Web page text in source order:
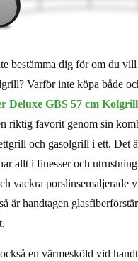
bestämma dig för om du
Varför inte köpa både
Deluxe GBS 57 cm Kolgrill
riktig favorit genom sin
och gasolgrill i ett. Det
allt i finesser och
vackra porslinsemaljerade
är handtagen
en värmesköld vid